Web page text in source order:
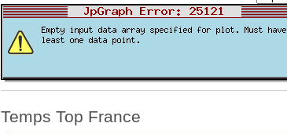
Temps Top France